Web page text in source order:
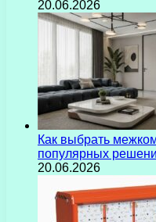
20.06.2026
Как выбрать
популярных
20.06.2026